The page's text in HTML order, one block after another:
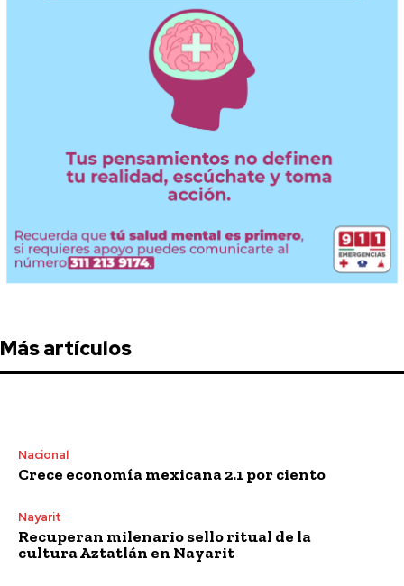
Más artículos
Nacional
Crece economía mexicana 2.1 por ciento
Nayarit
Recuperan milenario sello ritual de la
cultura Aztatlán en Nayarit